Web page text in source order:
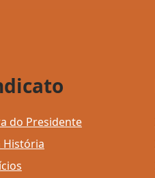
do Presidente
História